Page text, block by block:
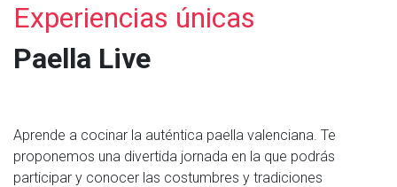
Experiencias únicas
Paella Live
Aprende a cocinar la auténtica paella valenciana. Te
proponemos una divertida jornada en la que podrás
participar y conocer las costumbres y tradiciones